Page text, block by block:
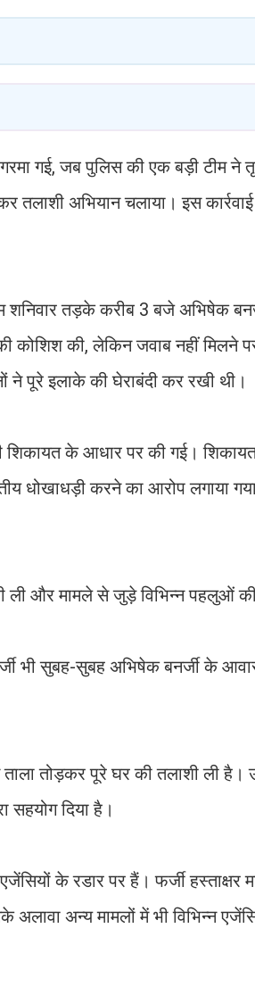
गई, जब पुलिस की एक बड़ी टीम ने
अभियान चलाया। इस
शनिवार तड़के करीब 3 बजे अभिषेक
की, लेकिन जवाब नहीं मिलने
ने पूरे इलाके की घेराबंदी कर रखी थी।
शिकायत के आधार पर की गई।
धोखाधड़ी करने का आरोप लगाया
और मामले से जुड़े विभिन्न पहलुओं
भी सुबह-सुबह अभिषेक बनर्जी के
तोड़कर पूरे घर की तलाशी ली है।
सहयोग दिया है।
के रडार पर हैं। फर्जी हस्ताक्षर
अन्य मामलों में भी विभिन्न